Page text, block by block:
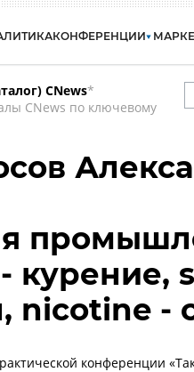
КОНФЕРЕНЦИИ
CNews*
CNews по ключевому
курение,
nicotine -
конференции